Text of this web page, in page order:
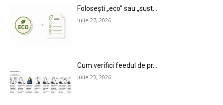
Folosești „eco” sau „sust...
iulie 27, 2026
Cum verifici feedul de pr...
iulie 23, 2026